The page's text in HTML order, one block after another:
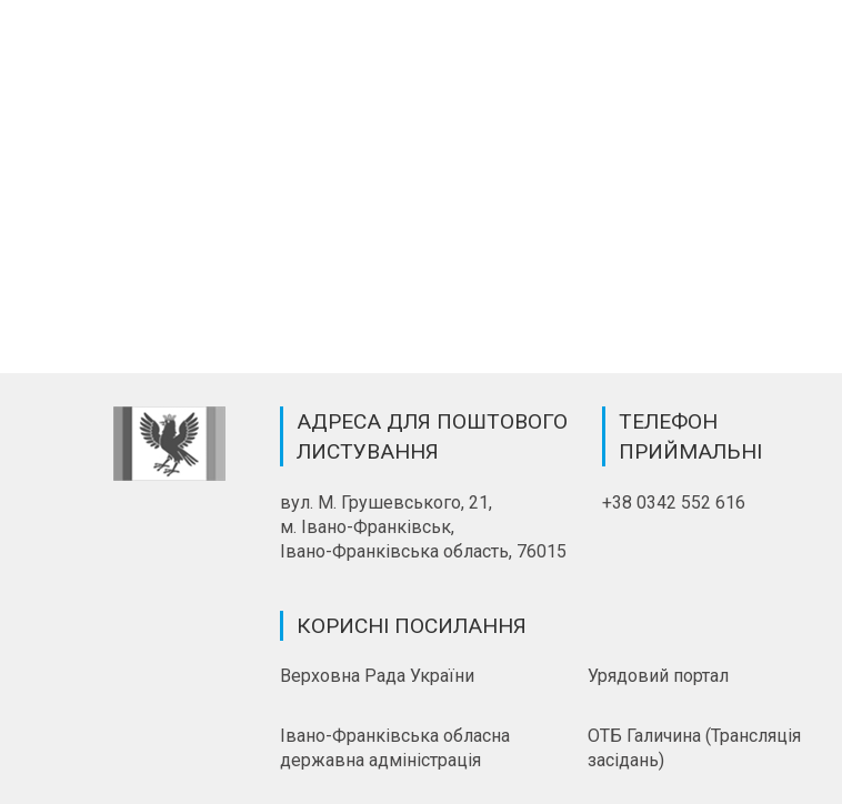
АДРЕСА ДЛЯ ПОШТОВОГО
ЛИСТУВАННЯ
вул. М. Грушевського, 21,
м. Івано-Франківськ,
Івано-Франківська область, 76015
ТЕЛЕФОН
ПРИЙМАЛЬНІ
+38 0342 552 616
КОРИСНІ ПОСИЛАННЯ
Верховна Рада України Урядовий портал
Івано-Франківська обласна
державна адміністрація
ОТБ Галичина (Трансляція
засідань)